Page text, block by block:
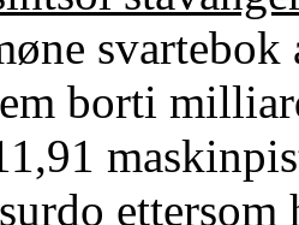
borti